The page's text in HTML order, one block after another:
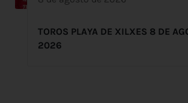
TOROS PLAYA DE XILXES 8 DE
2026